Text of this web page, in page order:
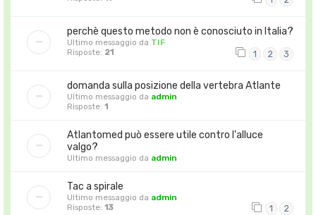
perchè questo metodo non è conosciuto in Italia?
Ultimo messaggio da TIF
Risposte: 21 1 2 3
domanda sulla posizione della vertebra Atlante
Ultimo messaggio da admin
Risposte: 1
Atlantomed può essere utile contro l'alluce
valgo?
Ultimo messaggio da admin
Tac a spirale
Ultimo messaggio da admin
Risposte: 13 1 2